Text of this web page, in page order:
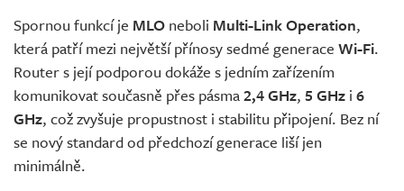
Spornou funkcí je MLO neboli Multi-Link Operation,
která patří mezi největší přínosy sedmé generace Wi-Fi.
Router s její podporou dokáže s jedním zařízením
komunikovat současně přes pásma2,4 GHz, 5 GHz i 6
GHz, což zvyšuje propustnost i stabilitu připojení. Bez ní
se nový standard od předchozí generace liší jen
minimálně.